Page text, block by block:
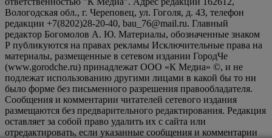
Вологодская обл., г. Череповец, ул. Гоголя, д. 43, телефон
редакции +7(8202)28-20-40, bau_76@mail.ru. Главный
редактор Богомолов А. Ю. Материалы, обозначенные знаком
Р публикуются на правах рекламы Исключительные права на
материалы, размещенные в сетевом издании ГородЧе
(www.gorodche.ru) принадлежат ООО «К Медиа» ©, и не
подлежат использованию другими лицами в какой бы то ни
было форме без письменного разрешения правообладателя.
Сообщения и комментарии читателей сетевого издания
размещаются без предварительного редактирования. Редакция
оставляет за собой право удалить их с сайта или
отредактировать, если указанные сообщения и комментарии